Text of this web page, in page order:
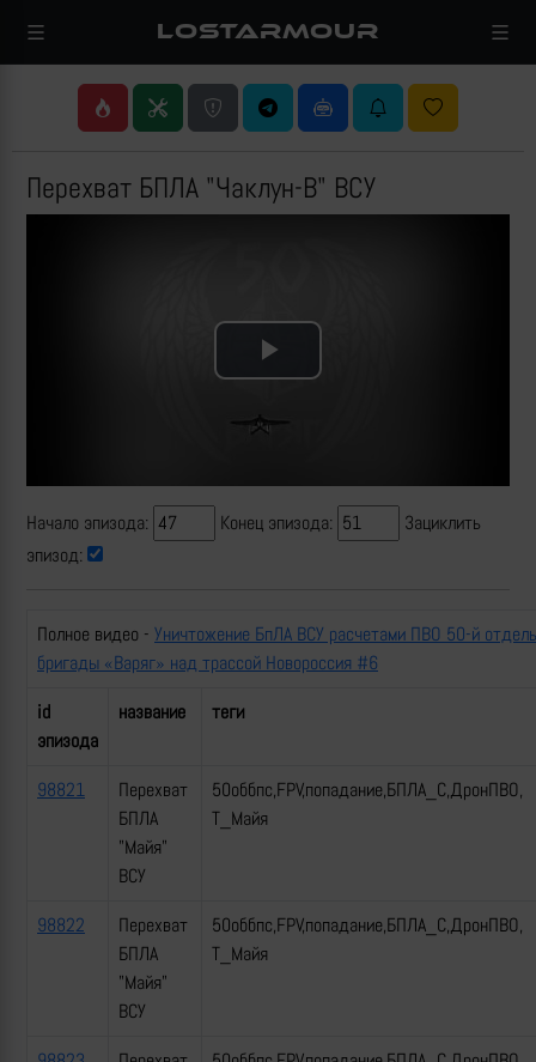
LOSTARMOUR
Перехват БПЛА "Чаклун-В" ВСУ
Play
Video
Начало эпизода: Конец эпизода:
Зациклить
эпизод:
Полное видео - Уничтожение БпЛА ВСУ расчетами ПВО 50-й
бригады «Варяг» над трассой Новороссия #6
id
эпизода
название теги
98821
Перехват
БПЛА
"Майя"
ВСУ
50оббпс,FPV,попадание,БПЛА_С,ДронПВО,
Т_Майя
98822
Перехват
БПЛА
"Майя"
ВСУ
50оббпс,FPV,попадание,БПЛА_С,ДронПВО,
Т_Майя